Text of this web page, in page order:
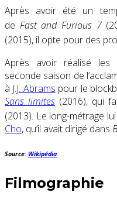
Après avoir été un
de Fast and Furious 7
(2015), il opte pour des
Après avoir réalisé les
seconde saison de
à J.J. Abrams pour le
Sans limites (2016), qui
(2013). Le long-métrage
Cho, qu’il avait dirigé dans
Source: Wikipédia
Filmographie